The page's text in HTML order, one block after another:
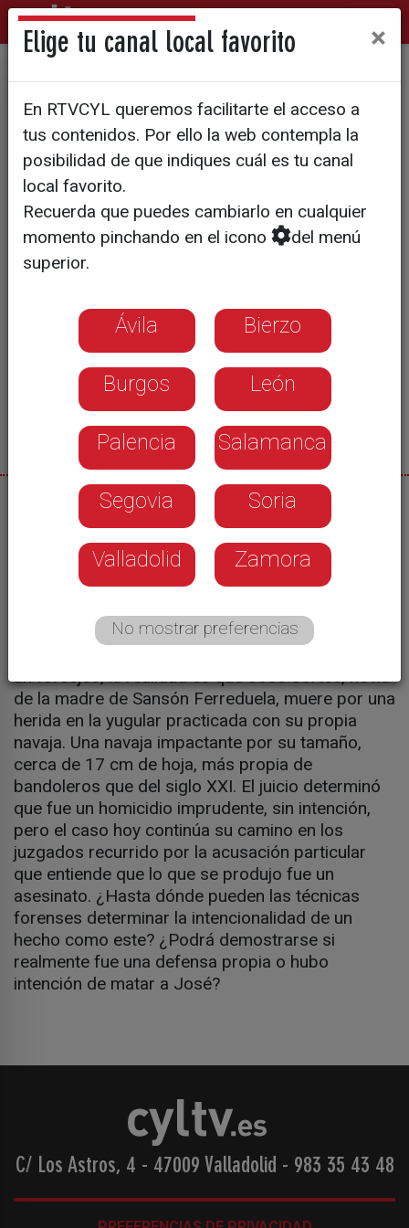
Gabinete de investigación
T2/E10: El crimen de la
navaja
28/11/2022
#GabineteDeInvestigación (27/11/2022)
Septiembre de 2018. Fiestas en la localidad
vallisoletana de La Nava del Rey. Un joven sale
con el novio de su madre a disfrutar de las
fiestas. De vuelta a casa, de madrugada y sin
un forcejeo, la realidad es que José Cortés, novio
de la madre de Sansón Ferreduela, muere por una
herida en la yugular practicada con su propia
navaja. Una navaja impactante por su tamaño,
cerca de 17 cm de hoja, más propia de
bandoleros que del siglo XXI. El juicio determinó
que fue un homicidio imprudente, sin intención,
pero el caso hoy continúa su camino en los
juzgados recurrido por la acusación particular
que entiende que lo que se produjo fue un
asesinato. ¿Hasta dónde pueden las técnicas
forenses determinar la intencionalidad de un
hecho como este? ¿Podrá demostrarse si
realmente fue una defensa propia o hubo
intención de matar a José?
C/ Los Astros, 4 - 47009 Valladolid - 983 35 43 48
Elige tu canal local favorito ×
En RTVCYL queremos facilitarte el acceso a
tus contenidos. Por ello la web contempla la
posibilidad de que indiques cuál es tu canal
local favorito.
Recuerda que puedes cambiarlo en cualquier
momento pinchando en el icono
del menú
superior.
Ávila Bierzo
Burgos León
Palencia Salamanca
Segovia Soria
Valladolid Zamora
No mostrar preferencias